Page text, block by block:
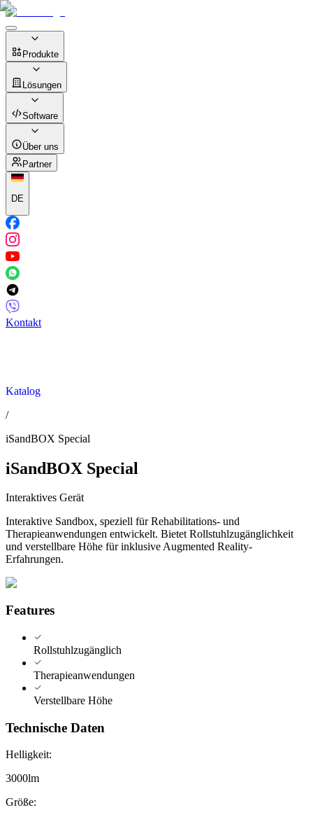
Produkte
Lösungen
Software
Über uns
Partner
DE
Kontakt
Katalog
/
iSandBOX Special
iSandBOX Special
Interaktives Gerät
Interaktive Sandbox, speziell für Rehabilitations- und
Therapieanwendungen entwickelt. Bietet Rollstuhlzugänglichkeit
und verstellbare Höhe für inklusive Augmented Reality-
Erfahrungen.
Features
Rollstuhlzugänglich
Therapieanwendungen
Verstellbare Höhe
Technische Daten
Helligkeit:
3000lm
Größe: